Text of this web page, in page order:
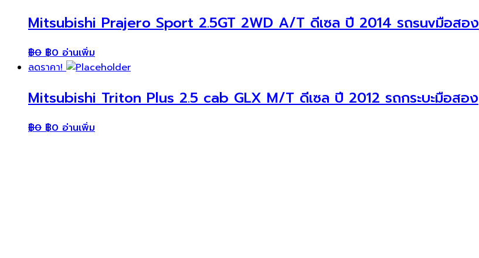
Mitsubishi Prajero Sport 2.5GT 2WD A/T ดีเซล ปี 2014 รถsuvมือสอง
฿0 ฿0 อ่านเพิ่ม
ลดราคา!
Mitsubishi Triton Plus 2.5 cab GLX M/T ดีเซล ปี 2012 รถกระบะมือสอง
฿0 ฿0 อ่านเพิ่ม